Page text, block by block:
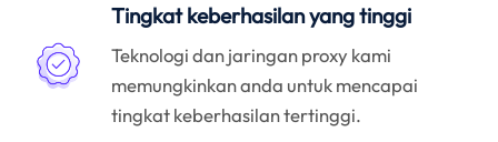
Tingkat keberhasilan yang tinggi
Teknologi dan jaringan proxy kami
memungkinkan anda untuk mencapai
tingkat keberhasilan tertinggi.